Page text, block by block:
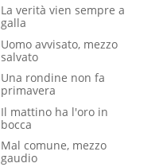
La verità vien sempre a
galla
Uomo avvisato, mezzo
salvato
Una rondine non fa
primavera
Il mattino ha l'oro in
bocca
Mal comune, mezzo
gaudio